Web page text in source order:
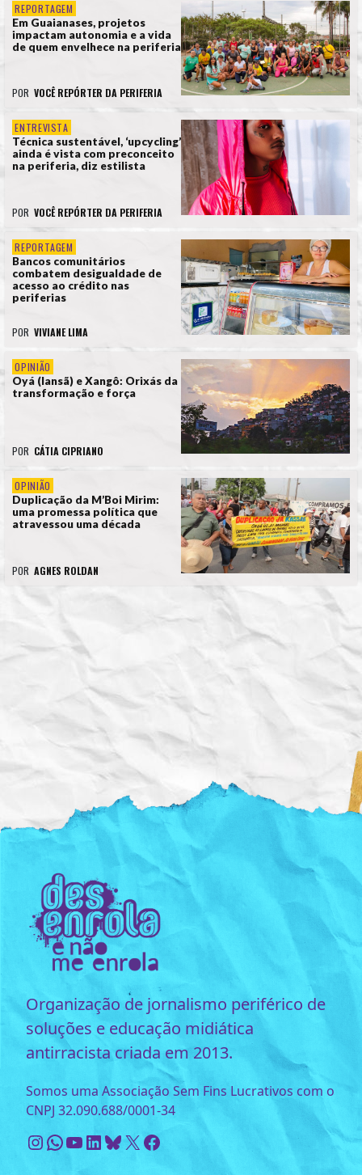
REPORTAGEM
Em Guaianases, projetos
impactam autonomia e a vida
de quem envelhece na periferia
POR VOCÊ REPÓRTER DA PERIFERIA
ENTREVISTA
Técnica sustentável, ‘upcycling’
ainda é vista com preconceito
na periferia, diz estilista
POR VOCÊ REPÓRTER DA PERIFERIA
REPORTAGEM
Bancos comunitários
combatem desigualdade de
acesso ao crédito nas
periferias
POR VIVIANE LIMA
OPINIÃO
Oyá (Iansã) e Xangô: Orixás da
transformação e força
POR CÁTIA CIPRIANO
OPINIÃO
Duplicação da M’Boi Mirim:
uma promessa política que
atravessou uma década
POR AGNES ROLDAN
Organização de jornalismo periférico de
soluções e educação midiática
antirracista criada em 2013.
Somos uma Associação Sem Fins Lucrativos com o
CNPJ 32.090.688/0001-34
Instagram
WhatsApp
Youtube
LinkedIn
Bluesky
X Facebook